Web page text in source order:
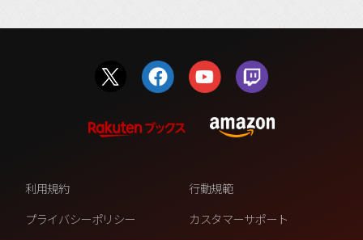
利用規約
行動規範
プライバシーポリシー
カスタマーサポート